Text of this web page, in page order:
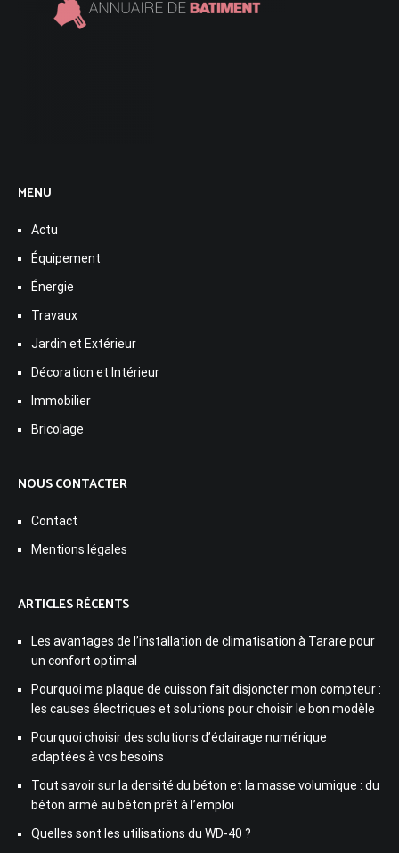
MENU
Actu
Équipement
Énergie
Travaux
Jardin et Extérieur
Décoration et Intérieur
Immobilier
Bricolage
NOUS CONTACTER
Contact
Mentions légales
ARTICLES RÉCENTS
Les avantages de l’installation de climatisation à Tarare pour
un confort optimal
Pourquoi ma plaque de cuisson fait disjoncter mon compteur :
les causes électriques et solutions pour choisir le bon modèle
Pourquoi choisir des solutions d’éclairage numérique
adaptées à vos besoins
Tout savoir sur la densité du béton et la masse volumique : du
béton armé au béton prêt à l’emploi
Quelles sont les utilisations du WD-40 ?